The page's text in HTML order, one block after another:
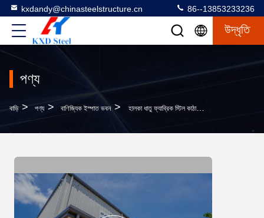
kxdandy@chinasteelstructure.cn 86--13853233236
উদ্ধৃতি
পণ্য
বাড়ি > পণ্য > বাণিজ্যিক ইস্পাত ভবন > হালকা ধাতু ফ্যাব্রিক স্টিল কাঠামো পোর্টাল স্টিল ফ্রেম বিল্ডিং গুদাম বিল্ডিং